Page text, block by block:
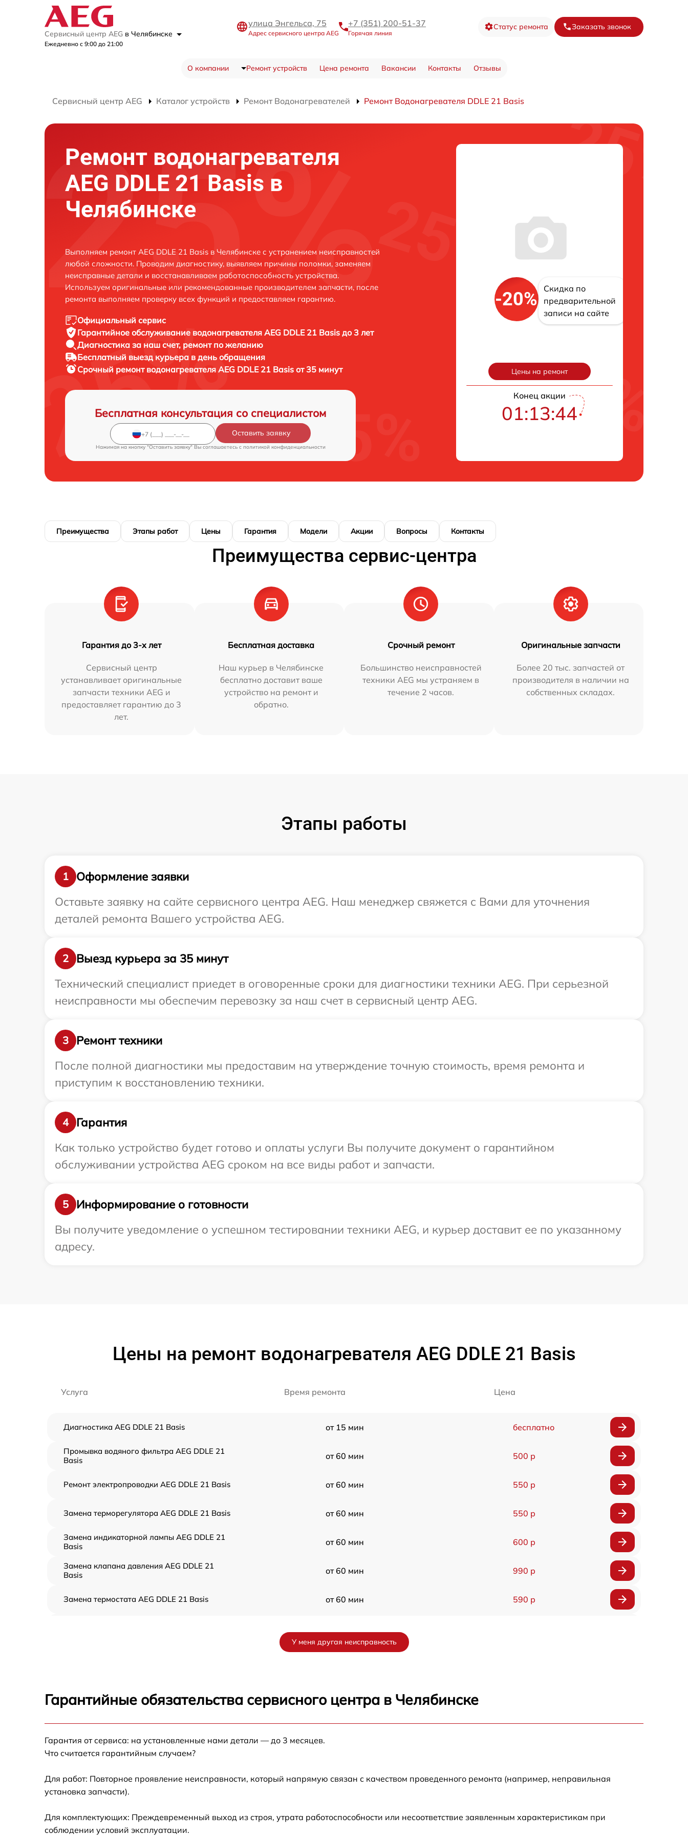
Сервисный центр AEG в Челябинске
Ежедневно с 9:00 до 21:00
улица Энгельса, 75
Адрес сервисного центра AEG
+7 (351) 200-51-37
Горячая линия
Статус ремонта Заказать звонок
О компании Ремонт устройств Цена ремонта Вакансии Контакты Отзывы
Сервисный центр AEG Каталог устройств Ремонт Водонагревателей Ремонт Водонагревателя DDLE 21 Basis
Ремонт водонагревателя
AEG DDLE 21 Basis в
Челябинске
Выполняем ремонт AEG DDLE 21 Basis в Челябинске с устранением неисправностей
любой сложности. Проводим диагностику, выявляем причины поломки, заменяем
неисправные детали и восстанавливаем работоспособность устройства.
Используем оригинальные или рекомендованные производителем запчасти, после
ремонта выполняем проверку всех функций и предоставляем гарантию.
Официальный сервис
Гарантийное обслуживание водонагревателя AEG DDLE 21 Basis до 3 лет
Диагностика за наш счет, ремонт по желанию
Бесплатный выезд курьера в день обращения
Срочный ремонт водонагревателя AEG DDLE 21 Basis от 35 минут
Бесплатная консультация со специалистом
Оставить заявку
Нажимая на кнопку "Оставить заявку" Вы соглашаетесь c политикой конфиденциальности
-20%
Скидка по
предварительной
записи на сайте
Цены на ремонт
Конец акции
01:13:43
Преимущества Этапы работ Цены Гарантия Модели Акции Вопросы Контакты
Преимущества сервис-центра
Гарантия до 3-х лет
Сервисный центр
устанавливает оригинальные
запчасти техники AEG и
предоставляет гарантию до 3
лет.
Бесплатная доставка
Наш курьер в Челябинске
бесплатно доставит ваше
устройство на ремонт и
обратно.
Срочный ремонт
Большинство неисправностей
техники AEG мы устраняем в
течение 2 часов.
Оригинальные запчасти
Более 20 тыс. запчастей от
производителя в наличии на
собственных складах.
Этапы работы
1
Оформление заявки
Оставьте заявку на сайте сервисного центра AEG. Наш менеджер свяжется с Вами для уточнения
деталей ремонта Вашего устройства AEG.
2
Выезд курьера за 35 минут
Технический специалист приедет в оговоренные сроки для диагностики техники AEG. При серьезной
неисправности мы обеспечим перевозку за наш счет в сервисный центр AEG.
3
Ремонт техники
После полной диагностики мы предоставим на утверждение точную стоимость, время ремонта и
приступим к восстановлению техники.
4
Гарантия
Как только устройство будет готово и оплаты услуги Вы получите документ о гарантийном
обслуживании устройства AEG сроком на все виды работ и запчасти.
5
Информирование о готовности
Вы получите уведомление о успешном тестировании техники AEG, и курьер доставит ее по указанному
адресу.
Цены на ремонт водонагревателя AEG DDLE 21 Basis
Услуга Время ремонта Цена
Диагностика AEG DDLE 21 Basis от 15 мин бесплатно
Промывка водяного фильтра AEG DDLE 21
Basis
от 60 мин 500 р
Ремонт электропроводки AEG DDLE 21 Basis от 60 мин 550 р
Замена терморегулятора AEG DDLE 21 Basis от 60 мин 550 р
Замена индикаторной лампы AEG DDLE 21
Basis
от 60 мин 600 р
Замена клапана давления AEG DDLE 21
Basis
от 60 мин 990 р
Замена термостата AEG DDLE 21 Basis от 60 мин 590 р
Замена прокладки AEG DDLE 21 Basis
Basis
Замена труб поступления воды AEG DDLE 21
Ликвидация протечек AEG DDLE 21 Basis
У меня другая неисправность
Гарантийные обязательства сервисного центра в Челябинске
Гарантия от сервиса: на установленные нами детали — до 3 месяцев.
Что считается гарантийным случаем?
Для работ: Повторное проявление неисправности, который напрямую связан с качеством проведенного ремонта (например, неправильная
установка запчасти).
Для комплектующих: Преждевременный выход из строя, утрата работоспособности или несоответствие заявленным характеристикам при
соблюдении условий эксплуатации.